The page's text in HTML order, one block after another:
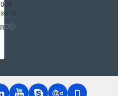
000
soʻm